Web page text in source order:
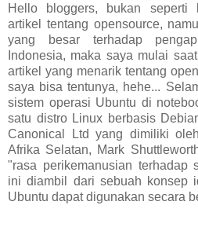
Hello bloggers, bukan seperti
artikel tentang opensource,
yang besar terhadap
Indonesia, maka saya mulai
artikel yang menarik tentang
saya bisa tentunya, hehe...
sistem operasi Ubuntu di
satu distro Linux berbasis
Canonical Ltd yang dimiliki
Afrika Selatan, Mark
"rasa perikemanusian terhadap
ini diambil dari sebuah konsep
Ubuntu dapat digunakan secara